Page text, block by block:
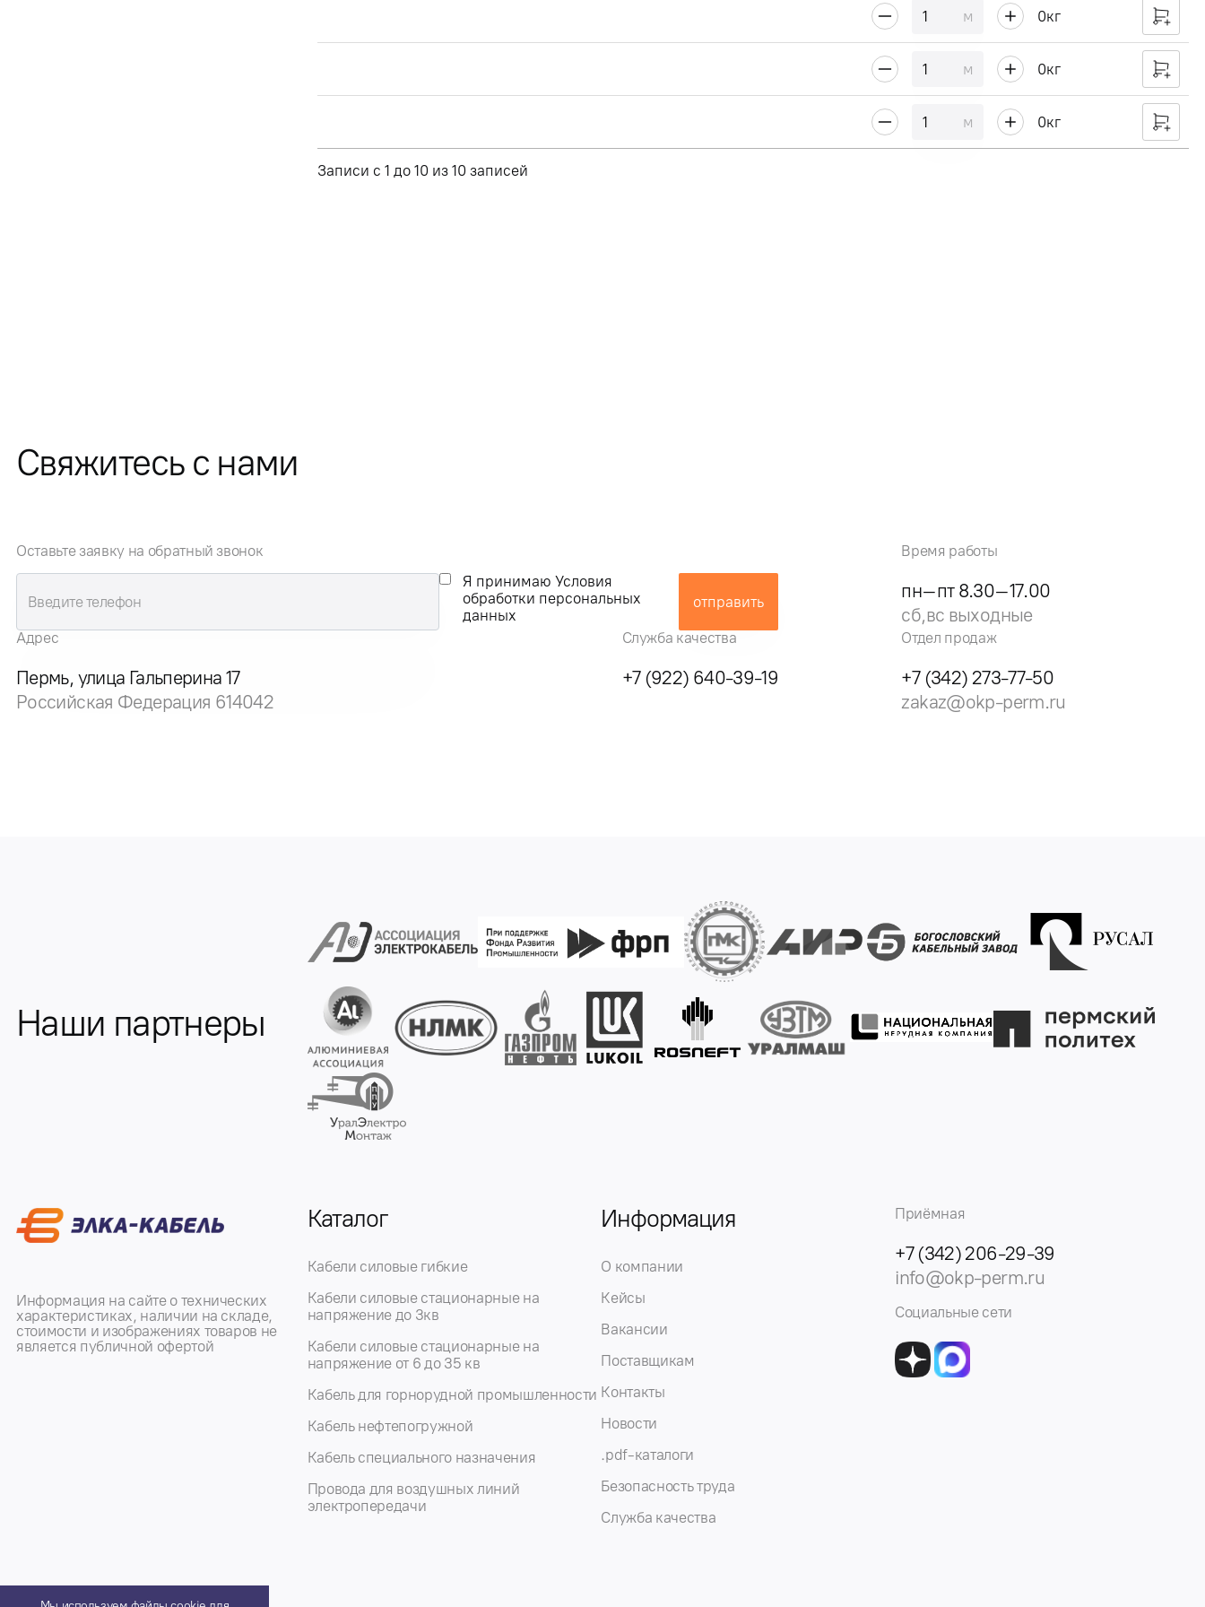
м 0кг
м 0кг
м 0кг
Записи с 1 до 10 из 10 записей
Свяжитесь с нами
Оставьте заявку на обратный звонок
Я принимаю Условия
обработки персональных
данных
отправить
Адрес
Пермь, улица Гальперина 17
Российская Федерация 614042
Служба качества
+7 (922) 640-39-19
Время работы
пн–пт 8.30–17.00
сб,вс выходные
Отдел продаж
+7 (342) 273-77-50
zakaz@okp-perm.ru
Наши партнеры
Информация на сайте о технических
характеристиках, наличии на складе,
стоимости и изображениях товаров не
является публичной офертой
Каталог
Кабели силовые гибкие
Кабели силовые стационарные на
напряжение до 3кв
Кабели силовые стационарные на
напряжение от 6 до 35 кв
Кабель для горнорудной промышленности
Кабель нефтепогружной
Кабель специального назначения
Провода для воздушных линий
электропередачи
Информация
О компании
Кейсы
Вакансии
Поставщикам
Контакты
Новости
.pdf-каталоги
Безопасность труда
Служба качества
Приёмная
+7 (342) 206-29-39
info@okp-perm.ru
Социальные сети